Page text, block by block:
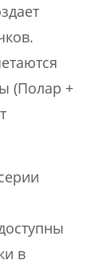
(Полар +
в